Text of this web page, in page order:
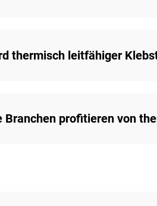
thermisch leitfähiger
Branchen profitieren von